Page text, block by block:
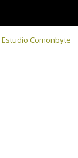
Estudio Comonbyte